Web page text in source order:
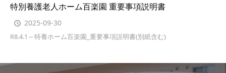
特別養護老人ホーム百楽園 重要事項説明書
2025-09-30
R8.4.1～特養ホーム百楽園_重要事項説明書(別紙含む)